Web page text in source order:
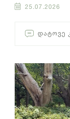
25.07.2026
ᲓᲐᲢᲝᲕᲔ